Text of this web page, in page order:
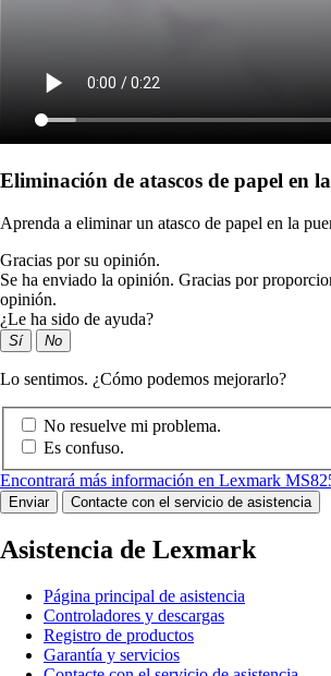
Eliminación de atascos de papel en
Aprenda a eliminar un atasco de papel en la
Gracias por su opinión.
Se ha enviado la opinión. Gracias por
opinión.
¿Le ha sido de ayuda?
Sí No
Lo sentimos. ¿Cómo podemos mejorarlo?
No resuelve mi problema.
Es confuso.
Encontrará más información en Lexmark
Enviar Contacte con el servicio de asistencia
Asistencia de Lexmark
Página principal de asistencia
Controladores y descargas
Registro de productos
Garantía y servicios